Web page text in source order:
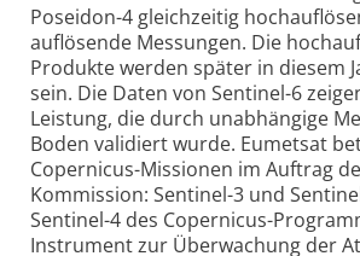
Poseidon-4 gleichzeitig
auflösende Messungen. Die
Produkte werden später in diesem
sein. Die Daten von Sentinel-6
Leistung, die durch unab­hängige
Boden validiert wurde. Eumetsat
Copernicus-Missionen im Auftrag
Kommission: Sentinel-3 und
Sentinel-4 des Copernicus-
Instrument zur Überwachung der